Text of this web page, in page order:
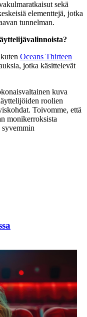
sekä
elementtejä, jotka
tunnelman.
Oceans Thirteen
jotka käsittelevät
kuva
roolien
Toivomme, että
monikerroksista